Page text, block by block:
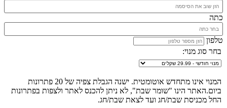
כתה
טלפון
בחר סוג מנוי:
המנוי אינו מתחדש אוטומטית. ישנה הגבלת צפיה של 20 פתרונות
ביום.האתר הינו "שומר שבת", לא ניתן להכנס לאתר ולצפות בפתרונות
החל מכניסת שבת/חג ועד לצאת שבת/חג.